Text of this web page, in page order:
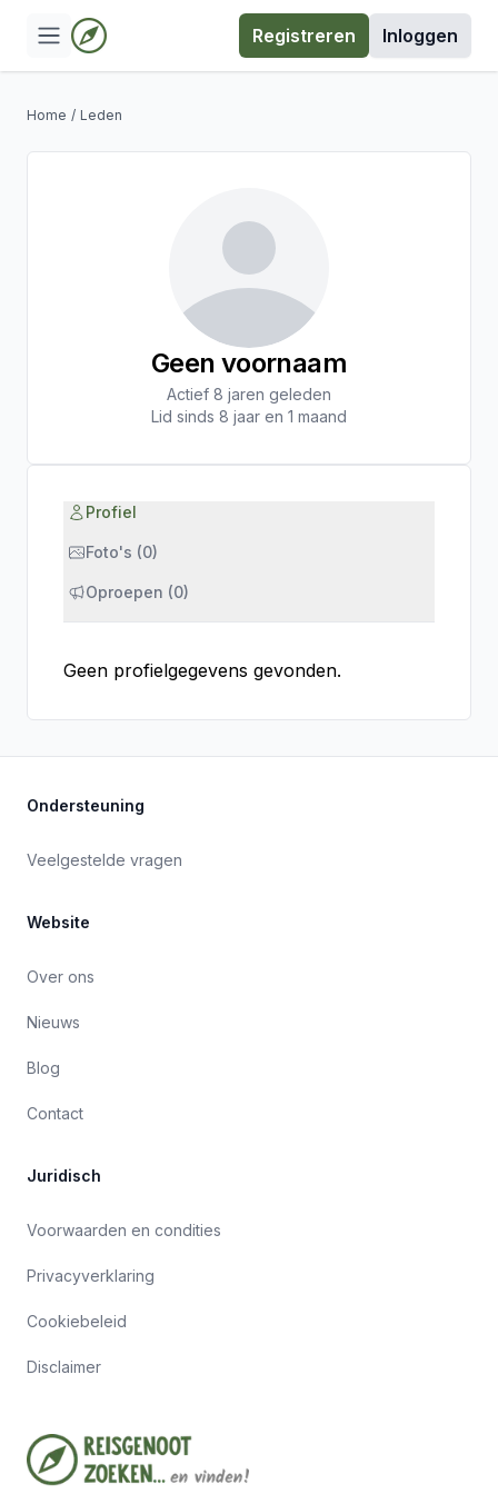
Registreren Inloggen
Home / Leden
Geen voornaam
Actief 8 jaren geleden
Lid sinds 8 jaar en 1 maand
Profiel
Foto's (0)
Oproepen (0)
Geen profielgegevens gevonden.
Ondersteuning
Veelgestelde vragen
Website
Over ons
Nieuws
Blog
Contact
Juridisch
Voorwaarden en condities
Privacyverklaring
Cookiebeleid
Disclaimer